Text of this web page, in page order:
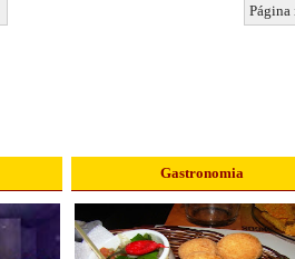
Gastronomia